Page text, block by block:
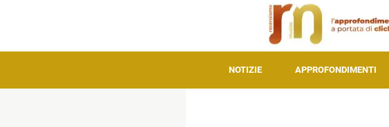
NOTIZIE APPROFONDIMENTI